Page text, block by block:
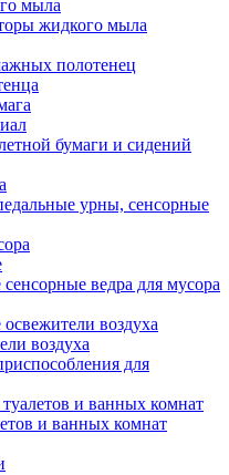
мыла
жидкого мыла
полотенец
бумаги и сидений
урны, сенсорные
ведра для мусора
воздуха
воздуха
для
и ванных комнат
и ванных комнат